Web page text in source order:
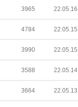
3965 22.05.16
4784 22.05.15
3990 22.05.15
3588 22.05.14
3664 22.05.13